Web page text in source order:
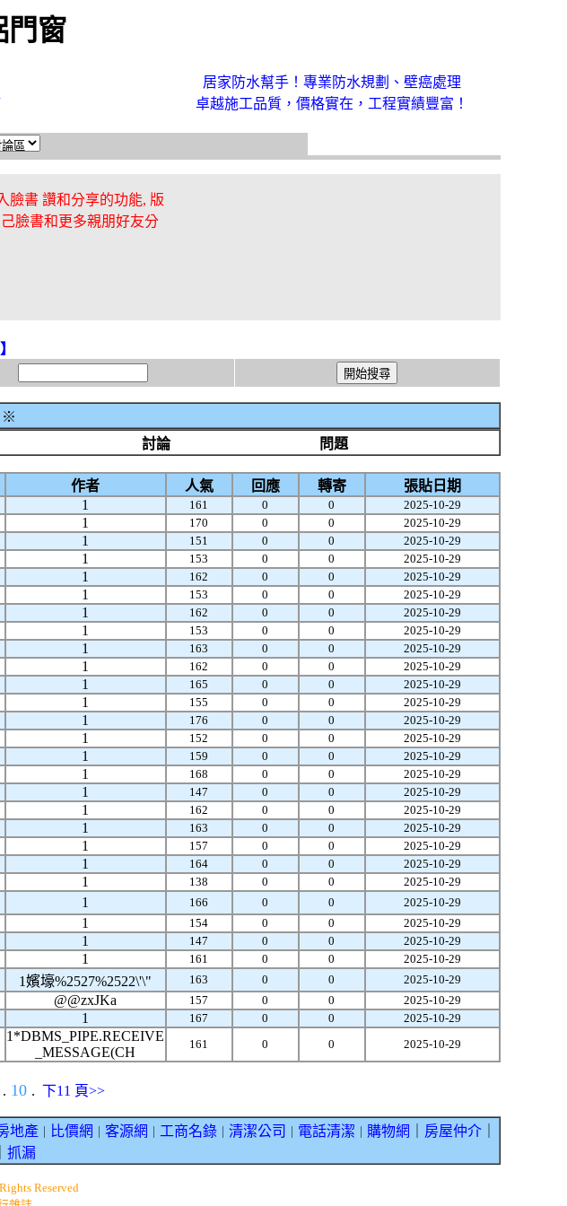
門窗
居家防水幫手！專業防水規劃、壁癌處理
卓越施工品質，價格實在，工程實績豐富！
臉書 讚和分享的功能, 版
臉書和更多親朋好友分
※
討論 問題
作者 人氣 回應 轉寄
張貼日期
1 161 0 0 2025-10-29
1 170 0 0 2025-10-29
1 151 0 0 2025-10-29
1 153 0 0 2025-10-29
1 162 0 0 2025-10-29
1 153 0 0 2025-10-29
1 162 0 0 2025-10-29
1 153 0 0 2025-10-29
1 163 0 0 2025-10-29
1 162 0 0 2025-10-29
1 165 0 0 2025-10-29
1 155 0 0 2025-10-29
1 176 0 0 2025-10-29
1 152 0 0 2025-10-29
1 159 0 0 2025-10-29
1 168 0 0 2025-10-29
1 147 0 0 2025-10-29
1 162 0 0 2025-10-29
1 163 0 0 2025-10-29
1 157 0 0 2025-10-29
1 164 0 0 2025-10-29
1 138 0 0 2025-10-29
1 166 0 0 2025-10-29
1 154 0 0 2025-10-29
1 147 0 0 2025-10-29
1 161 0 0 2025-10-29
1嬪壕%2527%2522\'\" 163 0 0 2025-10-29
@@zxJKa 157 0 0 2025-10-29
1 167 0 0 2025-10-29
1*DBMS_PIPE.RECEIVE
_MESSAGE(CH
161 0 0 2025-10-29
. 10 . 下11 頁>>
地產｜ 比價網 客源網 工商名錄｜ 清潔公司 電話清潔 購物網 房屋仲介｜
抓漏
Reserved